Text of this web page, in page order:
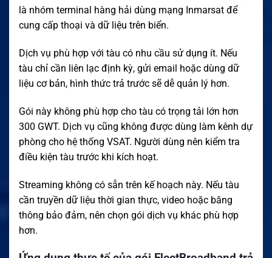
là nhóm terminal hàng hải dùng mạng Inmarsat để
cung cấp thoại và dữ liệu trên biển.
Dịch vụ phù hợp với tàu có nhu cầu sử dụng ít. Nếu
tàu chỉ cần liên lạc định kỳ, gửi email hoặc dùng dữ
liệu cơ bản, hình thức trả trước sẽ dễ quản lý hơn.
Gói này không phù hợp cho tàu có trọng tải lớn hơn
300 GWT. Dịch vụ cũng không được dùng làm kênh dự
phòng cho hệ thống VSAT. Người dùng nên kiểm tra
điều kiện tàu trước khi kích hoạt.
Streaming không có sẵn trên kế hoạch này. Nếu tàu
cần truyền dữ liệu thời gian thực, video hoặc băng
thông bảo đảm, nên chọn gói dịch vụ khác phù hợp
hơn.